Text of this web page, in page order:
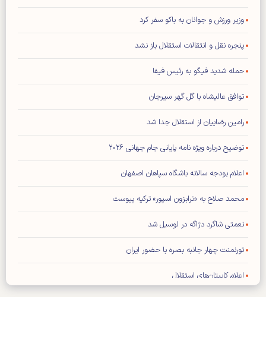
وزیر ورزش و جوانان به باکو سفر کرد
پنجره نقل و انتقالات استقلال باز نشد
حمله شدید فیگو به رئیس فیفا
توافق عالیشاه با گل گهر سیرجان
رامین رضاییان از استقلال جدا شد
توضیح درباره ویژه نامه پایانی جام جهانی ۲۰۲۶
اعلام بودجه سالانه باشگاه سپاهان اصفهان
محمد صلاح به «ترابزون اسپور» ترکیه پیوست
نعمتی شاگرد دژاگه در لوسیل شد
تورنمنت چهار جانبه بصره با حضور ایران
اعلام کاپیتان‌های استقلال